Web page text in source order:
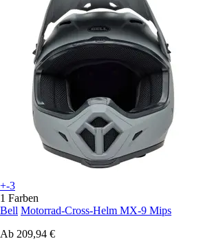
+-3
1 Farben
Bell Motorrad-Cross-Helm MX-9 Mips
Ab 209,94 €